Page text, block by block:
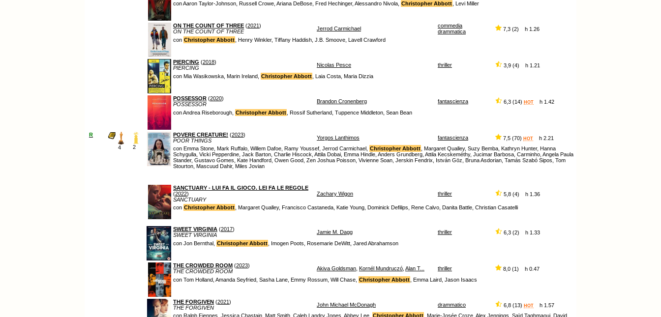
con Aaron Taylor-Johnson, Russell Crowe, Ariana DeBose, Fred Hechinger, Alessandro Nivola, Christopher Abbott , Levi Miller
ON THE COUNT OF THREE (2021)
ON THE COUNT OF THREE
Jerrod Carmichael
commedia
drammatica
7,3 (2) h 1.26
con Christopher Abbott , Henry Winkler, Tiffany Haddish, J.B. Smoove, Lavell Crawford
PIERCING (2018)
PIERCING
Nicolas Pesce thriller
3,9 (4) h 1.21
con Mia Wasikowska, Marin Ireland, Christopher Abbott , Laia Costa, Maria Dizzia
POSSESSOR (2020)
POSSESSOR
Brandon Cronenberg fantascienza 6,3 (14) HOT h 1.42
con Andrea Riseborough, Christopher Abbott , Rossif Sutherland, Tuppence Middleton, Sean Bean
R
4 2
POVERE CREATURE! (2023)
POOR THINGS
Yorgos Lanthimos fantascienza 7,5 (70) HOT h 2.21
con Emma Stone, Mark Ruffalo, Willem Dafoe, Ramy Youssef, Jerrod Carmichael, Christopher Abbott , Margaret Qualley, Suzy Bemba, Kathryn Hunter, Hanna
Schygulla, Vicki Pepperdine, Jack Barton, Charlie Hiscock, Attila Dobai, Emma Hindle, Anders Grundberg, Attila Kecskeméthy, Jucimar Barbosa, Carminho, Angela Paula
Stander, Gustavo Gomes, Kate Handford, Owen Good, Zen Joshua Poisson, Vivienne Soan, Jerskin Fendrix, István Göz, Bruna Asdorian, Tamás Szabó Sipos, Tom
Stourton, Mascuud Dahir, Miles Jovian
SANCTUARY - LUI FA IL GIOCO. LEI FA LE REGOLE
(2022)
SANCTUARY
Zachary Wigon thriller 5,8 (4) h 1.36
con Christopher Abbott , Margaret Qualley, Francisco Castaneda, Katie Young, Dominick Defilips, Rene Calvo, Danita Battle, Christian Casatelli
SWEET VIRGINIA (2017)
SWEET VIRGINIA
Jamie M. Dagg thriller
6,3 (2) h 1.33
con Jon Bernthal, Christopher Abbott , Imogen Poots, Rosemarie DeWitt, Jared Abrahamson
THE CROWDED ROOM (2023)
THE CROWDED ROOM
Akiva Goldsman Kornél Mundruczó Alan T... thriller
8,0 (1) h 0.47
con Tom Holland, Amanda Seyfried, Sasha Lane, Emmy Rossum, Will Chase, Christopher Abbott , Emma Laird, Jason Isaacs
THE FORGIVEN (2021)
THE FORGIVEN
John Michael McDonagh drammatico 6,8 (13) HOT h 1.57
con Ralph Fiennes, Jessica Chastain, Matt Smith, Caleb Landry Jones, Abbey Lee, Christopher Abbott , Marie-Josée Croze, Alex Jennings, Saïd Taghmaoui, David